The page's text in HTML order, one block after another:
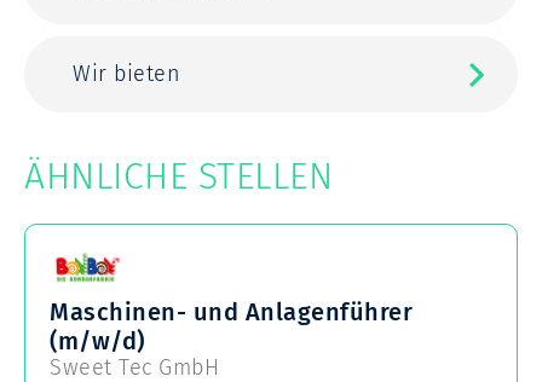
Wir bieten
ÄHNLICHE STELLEN
Maschinen- und Anlagenführer
(m/w/d)
Sweet Tec GmbH